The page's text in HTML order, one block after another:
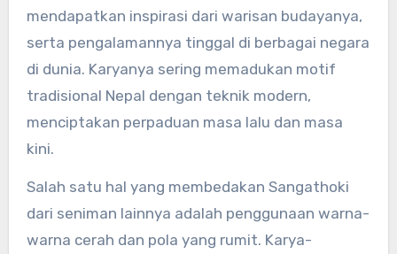
mendapatkan inspirasi dari warisan budayanya,
serta pengalamannya tinggal di berbagai negara
di dunia. Karyanya sering memadukan motif
tradisional Nepal dengan teknik modern,
menciptakan perpaduan masa lalu dan masa
kini.
Salah satu hal yang membedakan Sangathoki
dari seniman lainnya adalah penggunaan warna-
warna cerah dan pola yang rumit. Karya-